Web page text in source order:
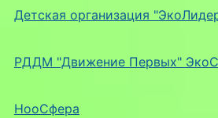
Детская организация
РДДМ "Движение Первых"
НооСфера